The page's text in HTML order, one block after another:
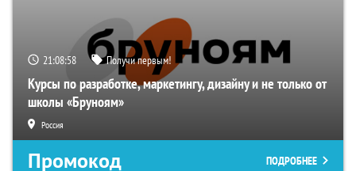
21:08:58 Получи первым!
Курсы по разработке, маркетингу, дизайну и не только от
школы «Бруноям»
Россия
Промокод ПОДРОБНЕЕ